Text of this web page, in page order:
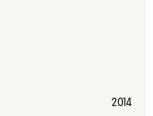
2014